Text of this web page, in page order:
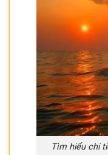
Tìm hiểu chi